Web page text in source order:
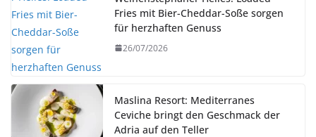
Fries mit Bier-Cheddar-Soße sorgen
für herzhaften Genuss
26/07/2026
Maslina Resort: Mediterranes
Ceviche bringt den Geschmack der
Adria auf den Teller